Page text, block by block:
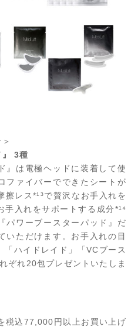
』 3種
は電極ヘッドに装着して使
ファイバーでできたシートが
レス*¹³で贅沢なお手入れを
入れをサポートする成分*¹⁴
パワーブースターパッド』だ
いただけます。お手入れの目
ハイドレイド」「VCブース
ぞれ20包プレゼントいたしま
税込77,000円以上お買い上げ